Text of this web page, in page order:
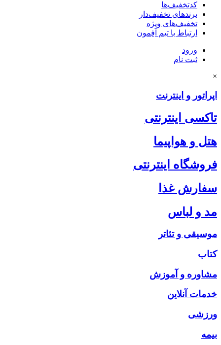
کدتخفیف‌ها
برندهای تخفیف‌دار
تخفیف‌های ویژه
ارتباط با تیم آفِمون
ورود
ثبت نام
×
اپراتور و اینترنت
تاکسی اینترنتی
هتل و هواپیما
فروشگاه اینترنتی
سفارش غذا
مد و لباس
موسیقی و تئاتر
کتاب
مشاوره و آموزش
خدمات آنلاین
ورزشی
بیمه